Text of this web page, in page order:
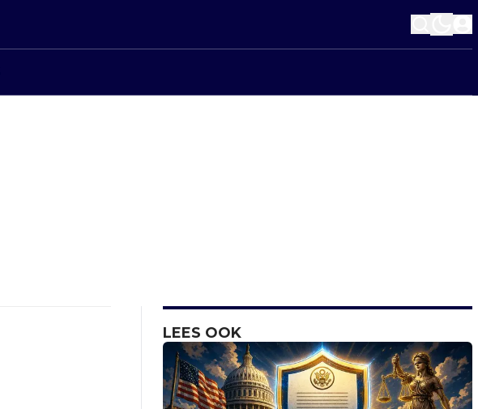
LEES OOK